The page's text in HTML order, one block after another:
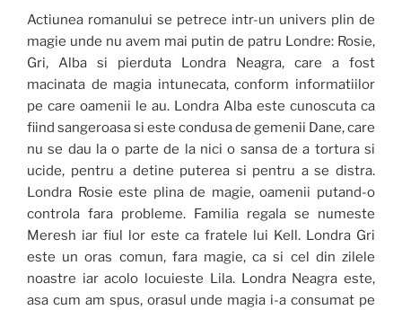
Actiunea romanului se petrece intr-un univers plin de
magie unde nu avem mai putin de patru Londre: Rosie,
Gri, Alba si pierduta Londra Neagra, care a fost
macinata de magia intunecata, conform informatiilor
pe care oamenii le au. Londra Alba este cunoscuta ca
fiind sangeroasa si este condusa de gemenii Dane, care
nu se dau la o parte de la nici o sansa de a tortura si
ucide, pentru a detine puterea si pentru a se distra.
Londra Rosie este plina de magie, oamenii putand-o
controla fara probleme. Familia regala se numeste
Meresh iar fiul lor este ca fratele lui Kell. Londra Gri
este un oras comun, fara magie, ca si cel din zilele
noastre iar acolo locuieste Lila. Londra Neagra este,
asa cum am spus, orasul unde magia i-a consumat pe